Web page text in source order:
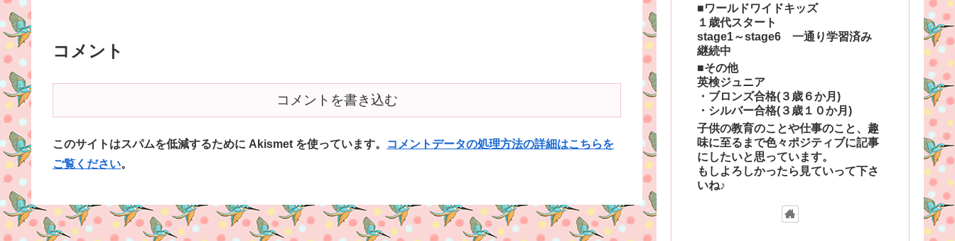
コメント
コメントを書き込む
このサイトはスパムを低減するために Akismet を使っています。
コメントデータの処理方法の詳細はこちらを
ご覧ください。
■ワールドワイドキッズ
１歳代スタート
stage1～stage6 一通り学習済み
継続中
■その他
英検ジュニア
・ブロンズ合格(３歳６か月)
・シルバー合格(３歳１０か月)
子供の教育のことや仕事のこと、趣
味に至るまで色々ポジティブに記事
にしたいと思っています。
もしよろしかったら見ていって下さ
いね♪